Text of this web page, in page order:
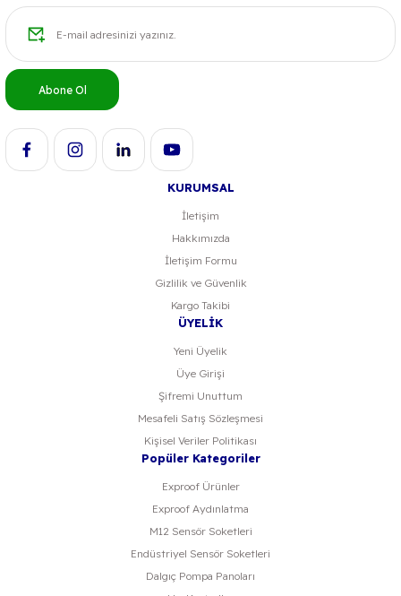
Ürün açıklamasında eksik bilgiler bulunuyor.
Ürün bilgilerinde hatalar bulunuyor.
Bu ürüne benzer farklı alternatifler olmalı.
Abone Ol
KURUMSAL
İletişim
Hakkımızda
İletişim Formu
Gizlilik ve Güvenlik
Kargo Takibi
ÜYELİK
Yeni Üyelik
Üye Girişi
Şifremi Unuttum
Mesafeli Satış Sözleşmesi
Kişisel Veriler Politikası
Popüler Kategoriler
Exproof Ürünler
Exproof Aydınlatma
M12 Sensör Soketleri
Endüstriyel Sensör Soketleri
Dalgıç Pompa Panoları